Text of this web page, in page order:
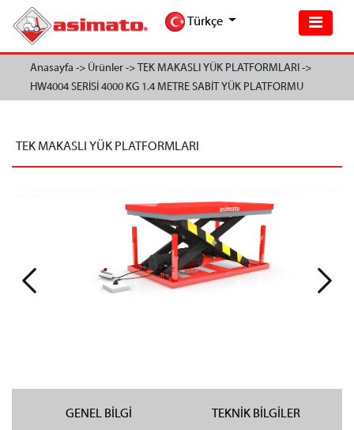
Türkçe
Anasayfa -> Ürünler -> TEK MAKASLI YÜK PLATFORMLARI ->
HW4004 SERİSİ 4000 KG 1.4 METRE SABİT YÜK PLATFORMU
TEK MAKASLI YÜK PLATFORMLARI
GENEL BİLGİ TEKNİK BİLGİLER